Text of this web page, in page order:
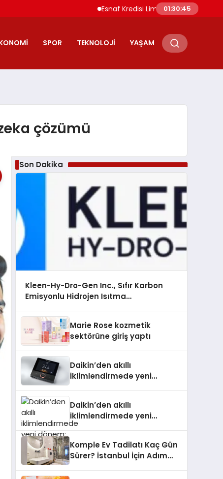
Esnaf Kredisi Limitleri ve Vade Süreleri Artırıldı
01:30:46
SPOR TEKNOLOJI YAŞAM
çözümü
Son Dakika
Kleen-Hy-Dro-Gen Inc., Sıfır Karbon
Emisyonlu Hidrojen Isıtma
Onaylarını Aldı
Marie Rose kozmetik
sektörüne giriş yaptı
Daikin’den akıllı
iklimlendirmede yeni
Daikin’den akıllı
iklimlendirmede yeni
dönem: Madoka Plus
Komple Ev Tadilatı Kaç Gün
Sürer? İstanbul İçin Adım